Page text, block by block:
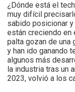
¿Dónde está el
muy difícil
sabido posicionar
están creciendo en
palta gozan de una
y han ido ganando
algunos más
la industria tras un
2023, volvió a los